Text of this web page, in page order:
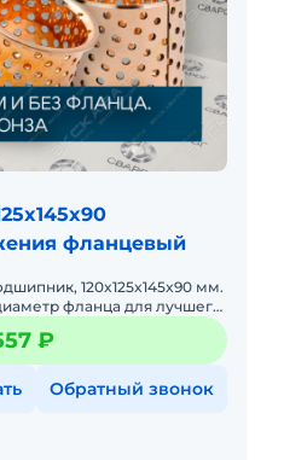
фланцевый
120x125x145x90 мм.
фланца для лучшего
₽
Обратный звонок